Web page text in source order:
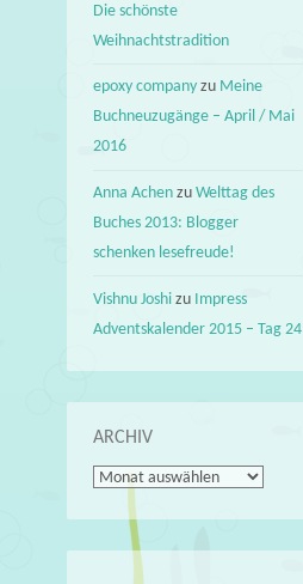
Die schönste
Weihnachtstradition
epoxy company zu Meine
Buchneuzugänge – April / Mai
2016
Anna Achen zuWelttag des
Buches 2013: Blogger
schenken lesefreude!
Vishnu Joshi zu Impress
Adventskalender 2015 – Tag 24
ARCHIV
Archiv